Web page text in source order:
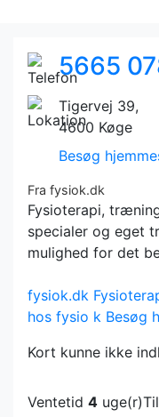
5665
Tigervej 39,
4600 Køge
Besøg
Fra fysiok.dk
Fysioterapi,
specialer og eget
mulighed for det
fysiok.dk
hos fysio k Besøg
Kort kunne ikke
Ventetid 4 uge(r)